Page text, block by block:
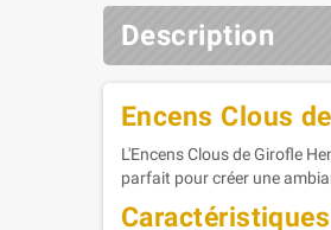
Description
Encens Clous
L'Encens Clous de Girofle
parfait pour créer une